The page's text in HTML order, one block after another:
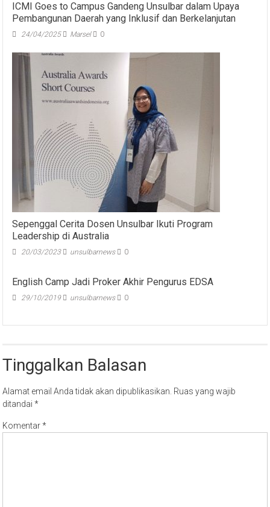
ICMI Goes to Campus Gandeng Unsulbar dalam Upaya
Pembangunan Daerah yang Inklusif dan Berkelanjutan
24/04/2025 Marsel 0
Sepenggal Cerita Dosen Unsulbar Ikuti Program
Leadership di Australia
20/03/2023 unsulbarnews 0
English Camp Jadi Proker Akhir Pengurus EDSA
29/10/2019 unsulbarnews 0
Tinggalkan Balasan
Alamat email Anda tidak akan dipublikasikan. Ruas yang wajib
ditandai*
Komentar*